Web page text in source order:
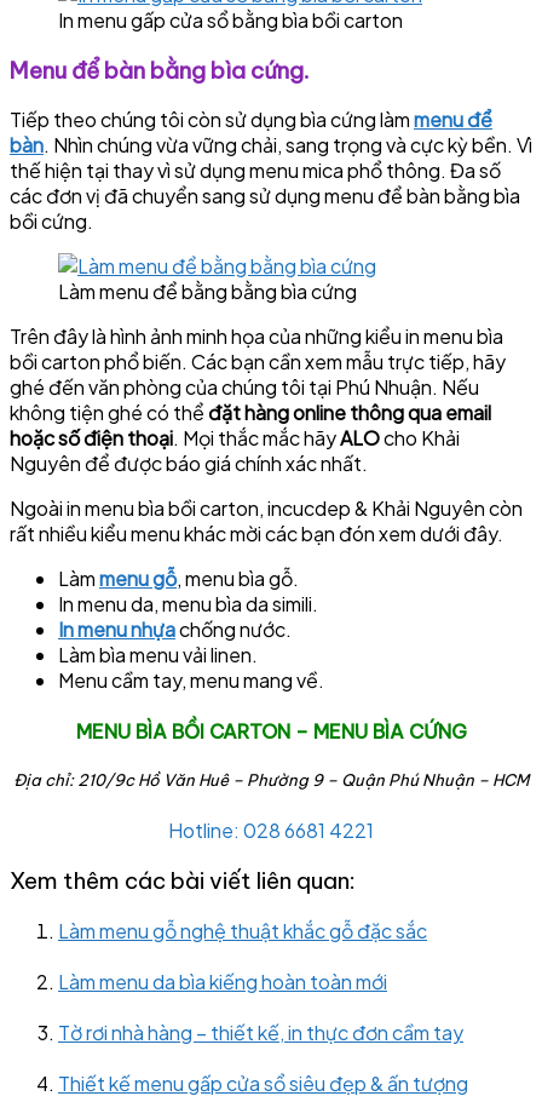
In menu gấp cửa sổ bằng bìa bồi carton
Menu để bàn bằng bìa cứng.
Tiếp theo chúng tôi còn sử dụng bìa cứng làmmenu để
bàn. Nhìn chúng vừa vững chải, sang trọng và cực kỳ bền. Vì
thế hiện tại thay vì sử dụng menu mica phổ thông. Đa số
các đơn vị đã chuyển sang sử dụng menu để bàn bằng bìa
bồi cứng.
Làm menu để bằng bằng bìa cứng
Trên đây là hình ảnh minh họa của những kiểu in menu bìa
bồi carton phổ biến. Các bạn cần xem mẫu trực tiếp, hãy
ghé đến văn phòng của chúng tôi tại Phú Nhuận. Nếu
không tiện ghé có thểđặt hàng online thông qua email
hoặc số điện thoại. Mọi thắc mắc hãyALOcho Khải
Nguyên để được báo giá chính xác nhất.
Ngoài in menu bìa bồi carton, incucdep & Khải Nguyên còn
rất nhiều kiểu menu khác mời các bạn đón xem dưới đây.
Làmmenu gỗ, menu bìa gỗ.
In menu da, menu bìa da simili.
In menu nhựachống nước.
Làm bìa menu vải linen.
Menu cầm tay, menu mang về.
MENU BÌA BỒI CARTON – MENU BÌA CỨNG
Địa chỉ: 210/9c Hồ Văn Huê – Phường 9 – Quận Phú Nhuận – HCM
Hotline: 028 6681 4221
Xem thêm các bài viết liên quan:
Làm menu gỗ nghệ thuật khắc gỗ đặc sắc
Làm menu da bìa kiếng hoàn toàn mới
Tờ rơi nhà hàng – thiết kế, in thực đơn cầm tay
Thiết kế menu gấp cửa sổ siêu đẹp & ấn tượng